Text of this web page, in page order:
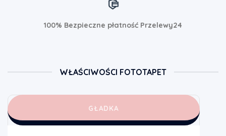
100% Bezpieczne płatność Przelewy24
WŁAŚCIWOŚCI FOTOTAPET
GŁADKA